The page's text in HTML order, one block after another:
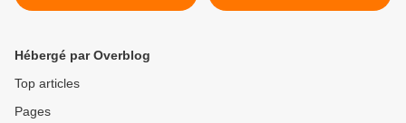
personnalisé - GO13-
Hébergé par Overblog
Top articles
Pages